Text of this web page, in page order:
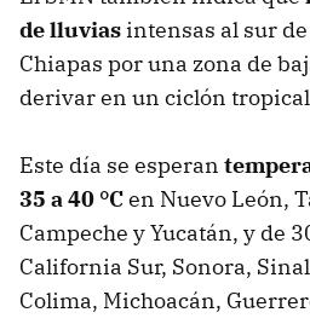
de lluvias intensas al sur
Chiapas por una zona de
derivar en un ciclón
Este día se esperan
35 a 40 °Cen Nuevo León,
Campeche y Yucatán, y de
California Sur, Sonora,
Colima, Michoacán,